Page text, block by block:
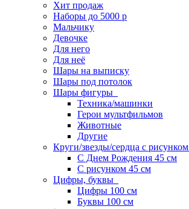
Хит продаж
Наборы до 5000 р
Мальчику
Девочке
Для него
Для неё
Шары на выписку
Шары под потолок
Шары фигуры
Техника/машинки
Герои мультфильмов
Животные
Другие
Круги/звезды/сердца с рисунком
С Днем Рождения 45 см
С рисунком 45 см
Цифры, буквы
Цифры 100 см
Буквы 100 см